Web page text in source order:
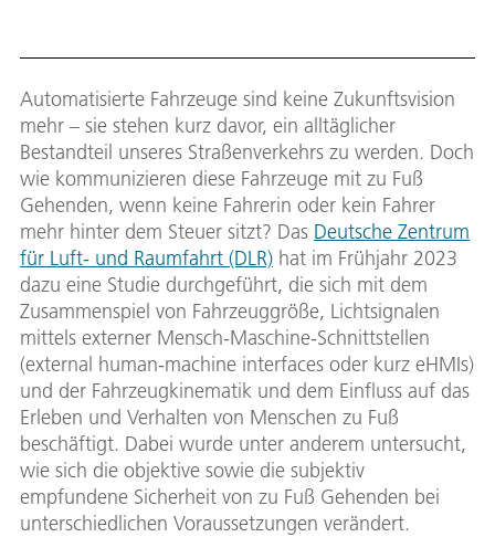
Automatisierte Fahrzeuge sind keine Zukunftsvision
mehr – sie stehen kurz davor, ein alltäglicher
Bestandteil unseres Straßenverkehrs zu werden. Doch
wie kommunizieren diese Fahrzeuge mit zu Fuß
Gehenden, wenn keine Fahrerin oder kein Fahrer
mehr hinter dem Steuer sitzt? Das Deutsche Zentrum
für Luft- und Raumfahrt (DLR) hat im Frühjahr 2023
dazu eine Studie durchgeführt, die sich mit dem
Zusammenspiel von Fahrzeuggröße, Lichtsignalen
mittels externer Mensch-Maschine-Schnittstellen
(external human-machine interfaces oder kurz eHMIs)
und der Fahrzeugkinematik und dem Einfluss auf das
Erleben und Verhalten von Menschen zu Fuß
beschäftigt. Dabei wurde unter anderem untersucht,
wie sich die objektive sowie die subjektiv
empfundene Sicherheit von zu Fuß Gehenden bei
unterschiedlichen Voraussetzungen verändert.